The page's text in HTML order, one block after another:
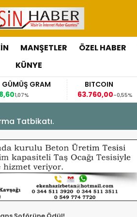
MANŞETLER ÖZEL HABER
KÜNYE
BITCOIN
-0,55%
63,1184
Tatbikatı.